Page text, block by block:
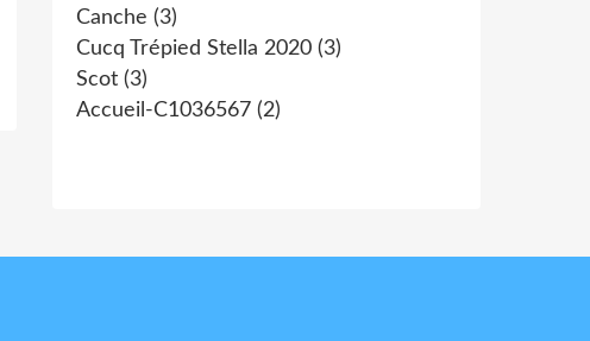
Canche (3)
Cucq Trépied Stella 2020 (3)
Scot (3)
Accueil-C1036567 (2)